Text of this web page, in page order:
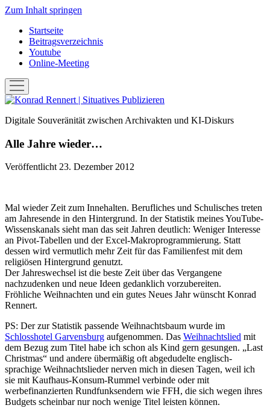
Zum Inhalt springen
Startseite
Beitragsverzeichnis
Youtube
Online-Meeting
Menü
öffnen
Konrad
|
Publizieren
Digitale Souveränität zwischen Archivakten und KI-Diskurs
Alle Jahre wieder…
Veröffentlicht 23. Dezember 2012
Mal wieder Zeit zum Innehalten. Berufliches und Schulisches treten
am Jahresende in den Hintergrund. In der Statistik meines YouTube-
Wissenskanals sieht man das seit Jahren deutlich: Weniger Interesse
an Pivot-Tabellen und der Excel-Makroprogrammierung. Statt
dessen wird vermutlich mehr Zeit für das Familienfest mit dem
religiösen Hintergrund genutzt.
Der Jahreswechsel ist die beste Zeit über das Vergangene
nachzudenken und neue Ideen gedanklich vorzubereiten.
Fröhliche Weihnachten und ein gutes Neues Jahr wünscht Konrad
Rennert.
PS: Der zur Statistik passende Weihnachtsbaum wurde im
Schlosshotel Garvensburg aufgenommen. Das Weihnachtslied mit
dem Bezug zum Titel habe ich schon als Kind gern gesungen. „Last
Christmas“ und andere übermäßig oft abgedudelte englisch-
sprachige Weihnachtslieder nerven mich in diesen Tagen, weil ich
sie mit Kaufhaus-Konsum-Rummel verbinde oder mit
werbefinanzierten Rundfunksendern wie FFH, die sich wegen ihres
Budgets scheinbar nur noch wenige Titel leisten können.